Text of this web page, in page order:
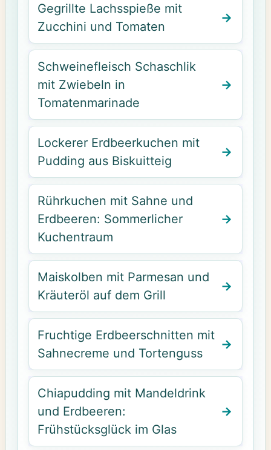
Gegrillte Lachsspieße mit
Zucchini und Tomaten
Schweinefleisch Schaschlik
mit Zwiebeln in
Tomatenmarinade
Lockerer Erdbeerkuchen mit
Pudding aus Biskuitteig
Rührkuchen mit Sahne und
Erdbeeren: Sommerlicher
Kuchentraum
Maiskolben mit Parmesan und
Kräuteröl auf dem Grill
Fruchtige Erdbeerschnitten mit
Sahnecreme und Tortenguss
Chiapudding mit Mandeldrink
und Erdbeeren:
Frühstücksglück im Glas